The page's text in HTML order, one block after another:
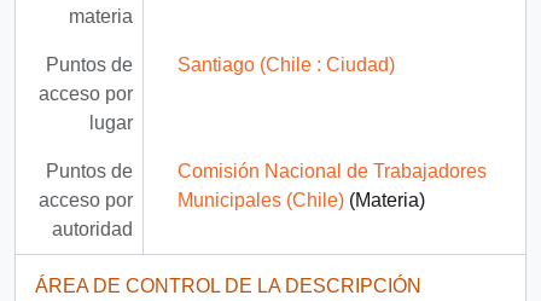
materia
Puntos de
acceso por
lugar
Santiago (Chile : Ciudad)
Puntos de
acceso por
autoridad
Comisión Nacional de Trabajadores
Municipales (Chile)(Materia)
ÁREA DE CONTROL DE LA DESCRIPCIÓN